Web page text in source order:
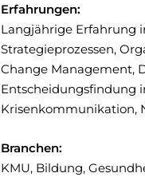
Erfahrungen:
Langjährige Erfahrung
Strategieprozessen,
Change Management,
Entscheidungsfindung
Krisenkommunikation,
Branchen:
KMU, Bildung,